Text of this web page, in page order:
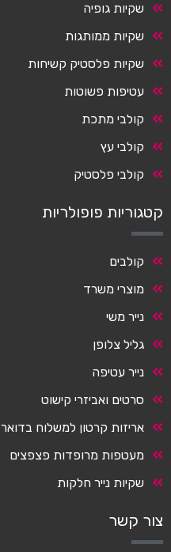
שקיות גופיה
שקיות ממותגות
שקיות פלסטיק קשיחות
עטיפות פשוטות
קולבי מתכת
קולבי עץ
קולבי פלסטיק
קטגוריות פופולריות
קולבים
מוצרי משרד
נייר משי
גליל צלופן
נייר עטיפה
סרטים ואביזרי קישוט
אריזות קרטון למשלוח בדואר
מעטפות מרופדות פצפצים
שקיות נייר חלקות
צור קשר